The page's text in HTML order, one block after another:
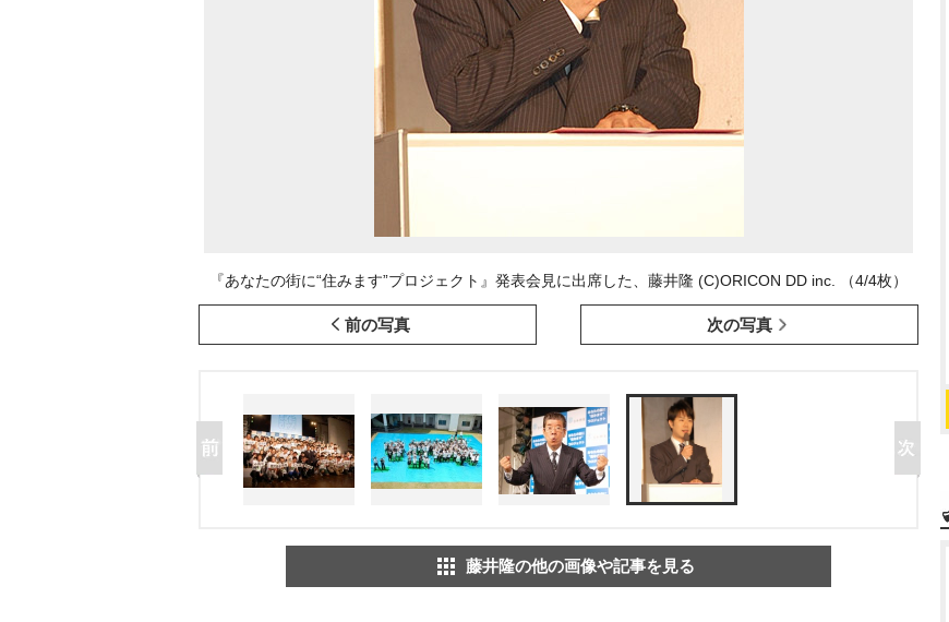
『あなたの街に“住みます”プロジェクト』発表会見に出席した、藤井隆 (C)ORICON DD inc. （4/4枚）
前の写真 次の写真
藤井隆の他の画像や記事を見る